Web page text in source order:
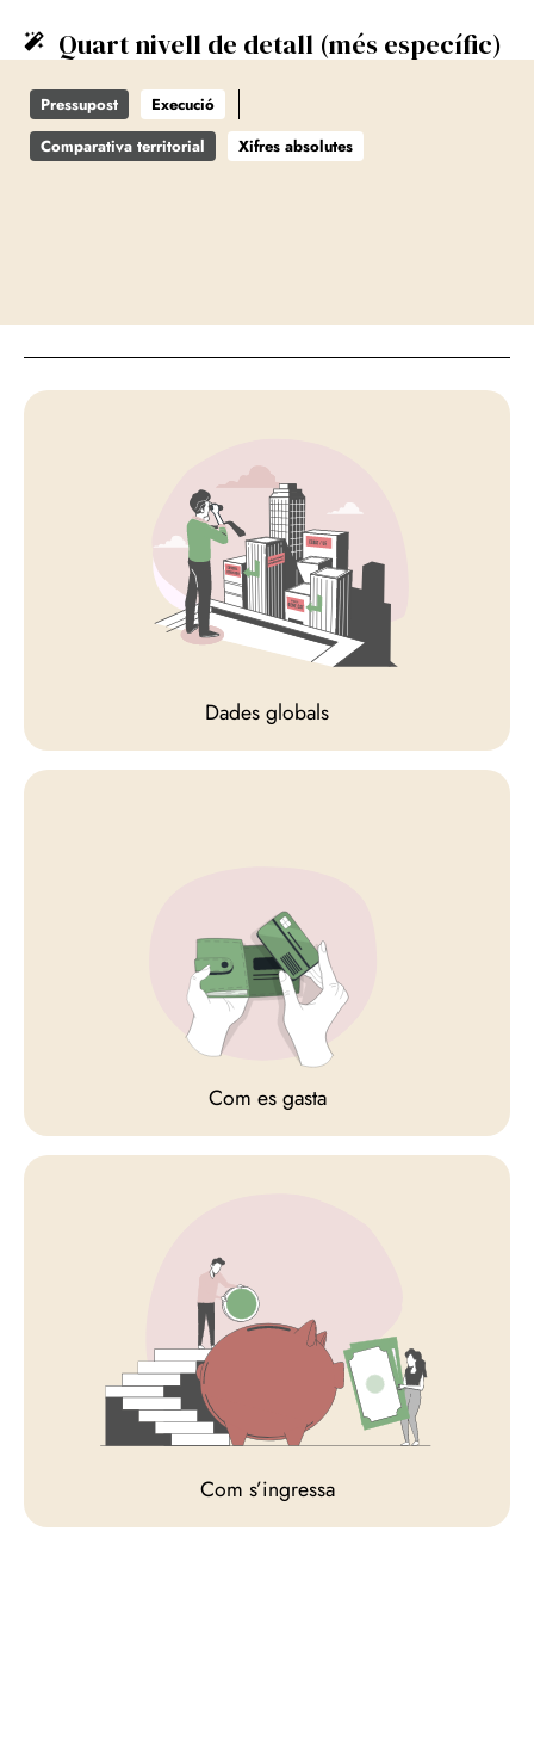
Quart nivell de detall (més específic)
Pressupost
Execució
Comparativa territorial
Xifres absolutes
Dades globals
Com es gasta
Com s’ingressa